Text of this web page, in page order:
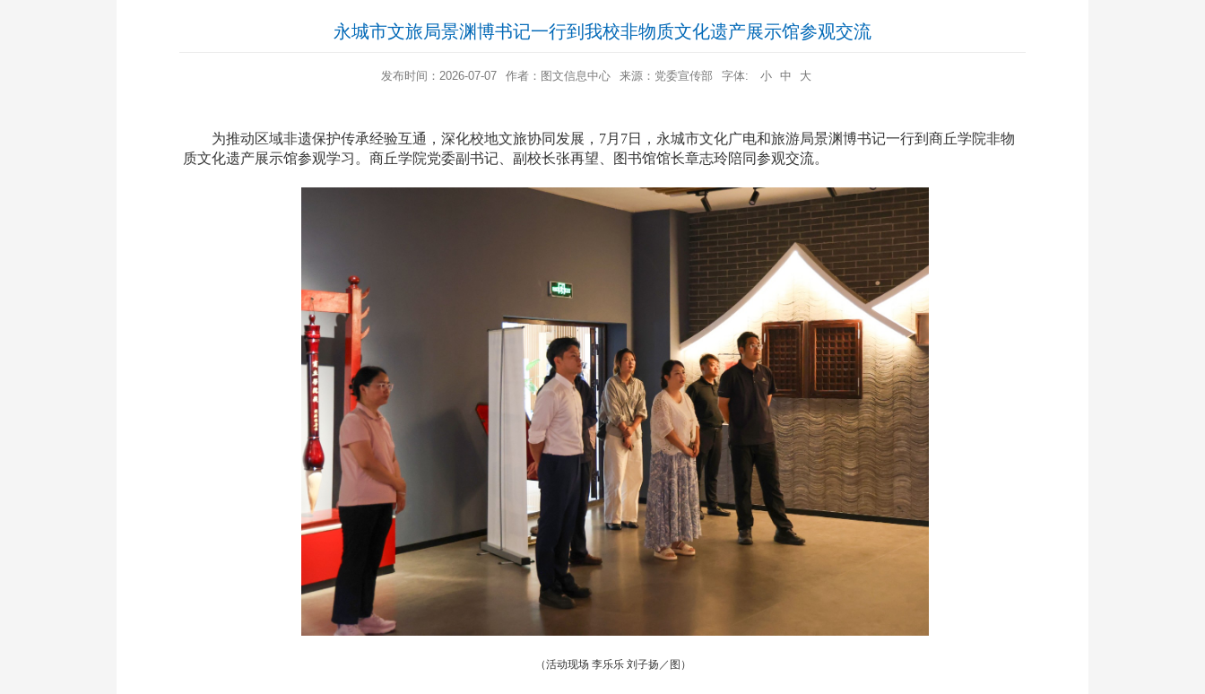
永城市文旅局景渊博书记一行到我校非物质文化遗产展示馆参观交流
发布时间：2026-07-07 作者：图文信息中心 来源：党委宣传部 字体: 小 中 大
为推动区域非遗保护传承经验互通，深化校地文旅协同发展， 7月7日 ，永城市文化广电和旅游局景渊博书记一行到商丘学院非物
质文化遗产展示馆参观学习 。商丘学院党委副书记、副校长张再望 图书馆馆长章志玲陪同参观交流。
（活动现场 李乐乐 刘子扬 ／图）